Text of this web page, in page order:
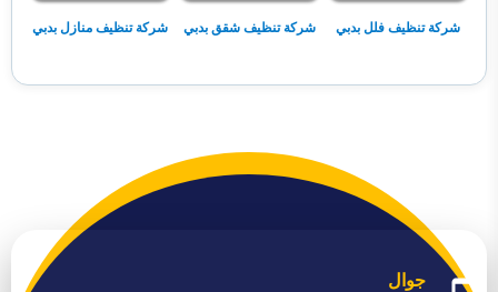
شركة تنظيف فلل بدبي شركة تنظيف شقق بدبي شركة تنظيف منازل بدبي
جوال